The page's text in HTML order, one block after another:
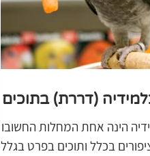
(דררת) בתוכים
הינה אחת המחלות החשובות
בכלל ותוכים בפרט בגלל